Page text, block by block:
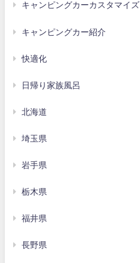
キャンピングカーカスタマイズ
キャンピングカー紹介
快適化
日帰り家族風呂
北海道
埼玉県
岩手県
栃木県
福井県
長野県